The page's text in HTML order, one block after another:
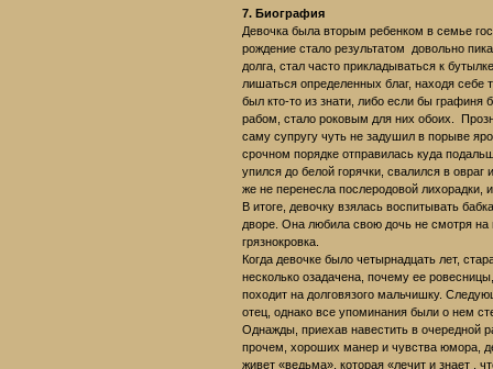
7. Биография
Девочка была вторым ребенком в семье
рождение стало результатом довольно
долга, стал часто прикладываться к
лишаться определенных благ, находя
был кто-то из знати, либо если бы
рабом, стало роковым для них обоих.
саму супругу чуть не задушил в порыве
срочном порядке отправилась куда
упился до белой горячки, свалился в
же не перенесла послеродовой
В итоге, девочку взялась воспитывать
дворе. Она любила свою дочь не смотря на
грязнокровка.
Когда девочке было четырнадцать лет,
несколько озадачена, почему ее
походит на долговязого мальчишку.
отец, однако все упоминания были о нем
Однажды, приехав навестить в очередной
прочем, хороших манер и чувства юмора,
живет «ведьма», которая «лечит и знает ,